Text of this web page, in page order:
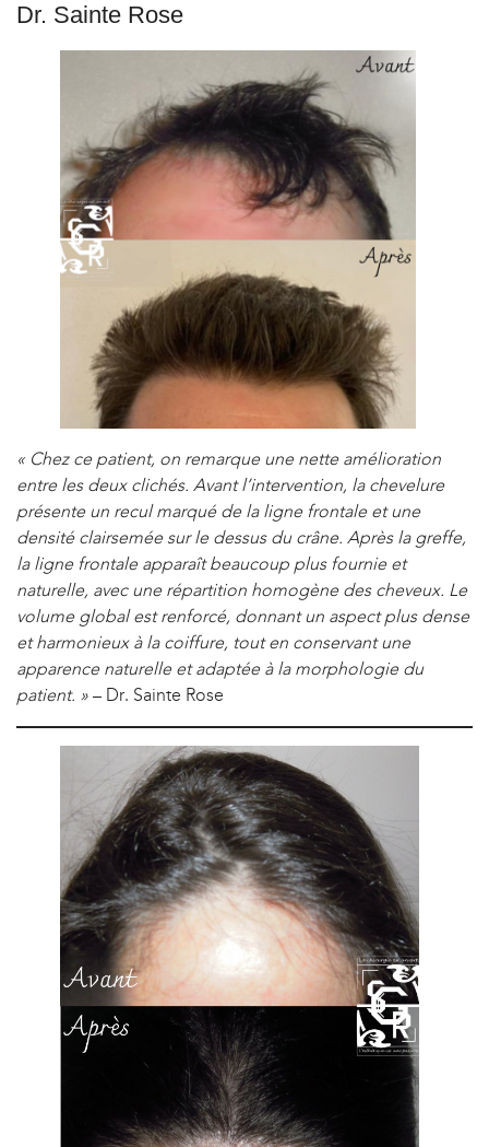
Dr. Sainte Rose
« Chez ce patient, on remarque une nette amélioration
entre les deux clichés. Avant l’intervention, la chevelure
présente un recul marqué de la ligne frontale et une
densité clairsemée sur le dessus du crâne. Après la greffe,
la ligne frontale apparaît beaucoup plus fournie et
naturelle, avec une répartition homogène des cheveux. Le
volume global est renforcé, donnant un aspect plus dense
et harmonieux à la coiffure, tout en conservant une
apparence naturelle et adaptée à la morphologie du
patient. » – Dr. Sainte Rose